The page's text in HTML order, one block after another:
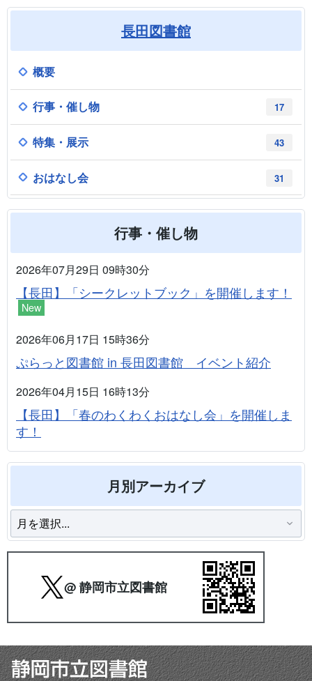
長田図書館
概要
17
行事・催し物
43
特集・展示
31
おはなし会
行事・催し物
2026年07月29日 09時30分
【長田】「シークレットブック」を開催します！
New
2026年06月17日 15時36分
ぷらっと図書館 in 長田図書館 イベント紹介
2026年04月15日 16時13分
【長田】「春のわくわくおはなし会」を開催しま
す！
月別アーカイブ
@ 静岡市立図書館